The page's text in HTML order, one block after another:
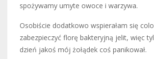
spożywamy umyte owoce i warzywa.
Osobiście dodatkowo wspierałam się
zabezpieczyć florę bakteryjną jelit, więc
dzień jakoś mój żołądek coś panikował.